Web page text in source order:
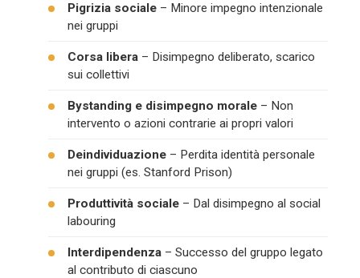
Pigrizia sociale – Minore impegno intenzionale
nei gruppi
Corsa libera – Disimpegno deliberato, scarico
sui collettivi
Bystanding e disimpegno morale – Non
intervento o azioni contrarie ai propri valori
Deindividuazione – Perdita identità personale
nei gruppi (es. Stanford Prison)
Produttività sociale – Dal disimpegno al social
labouring
Interdipendenza – Successo del gruppo legato
al contributo di ciascuno